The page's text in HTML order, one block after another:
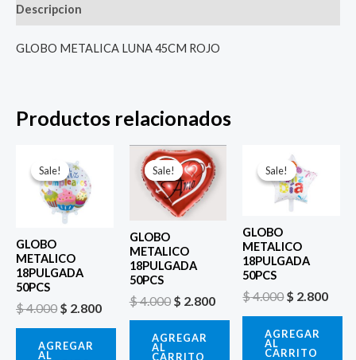
Descripcion
GLOBO METALICA LUNA 45CM ROJO
Productos relacionados
Sale!
Sale!
GLOBO
METALICO
18PULGADA
50PCS
$4.000
precio
original
era:
$ 4.000.
$ 2.800
AGREGAR
AL
Sale!
Sale!
GLOBO
METALICO
18PULGADA
50PCS
$4.000
El
precio
original
era:
$ 4.000.
$ 2.800
precio
actual
AGREGAR
AL
CARRITO
Sale!
Sale!
GLOBO
METALICO
18PULGADA
50PCS
$4.000
El
precio
original
era:
$ 4.000.
$ 2.800
AGREGAR
AL
CARRITO